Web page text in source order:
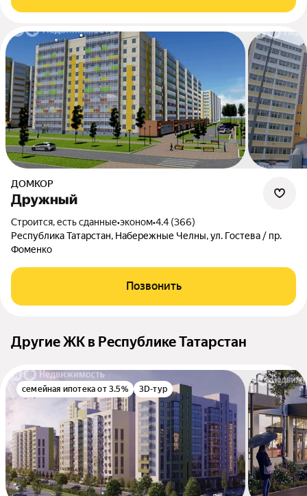
ДОМКОР
Дружный
Строится, есть сданные•эконом•4.4 (366)
Республика Татарстан, Набережные Челны, ул. Гостева / пр.
Фоменко
Позвонить
Другие ЖК в Республике Татарстан
семейная ипотека от 3.5% 3D-тур